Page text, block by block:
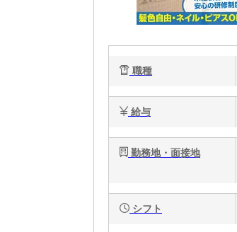
職種
給与
勤務地・面接地
シフト